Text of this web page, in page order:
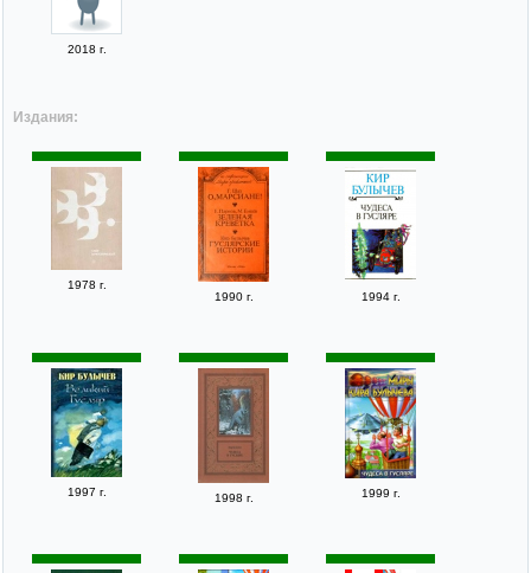
2018 г.
Издания:
1978 г.
1990 г.
1994 г.
1997 г. 1998 г. 1999 г.